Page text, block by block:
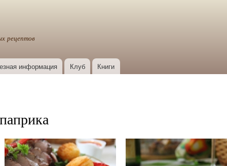
рецептов
информация Клуб Книги
паприка